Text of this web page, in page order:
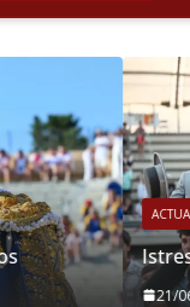
PHOTOS TAURINES 2026
de Cesar Rincon